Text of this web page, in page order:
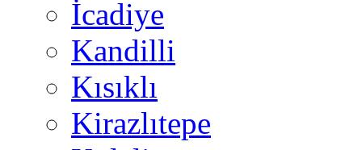
İcadiye
Kandilli
Kısıklı
Kirazlıtepe